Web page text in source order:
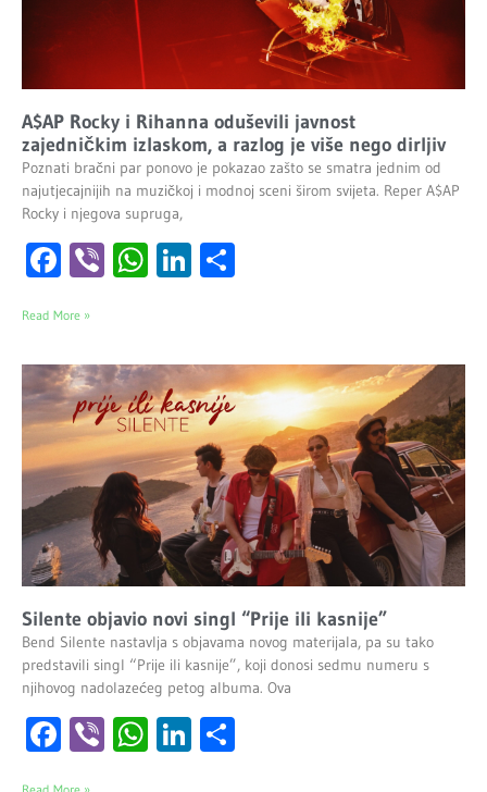
A$AP Rocky i Rihanna oduševili javnost
zajedničkim izlaskom, a razlog je više nego dirljiv
Poznati bračni par ponovo je pokazao zašto se smatra jednim od
najutjecajnijih na muzičkoj i modnoj sceni širom svijeta. Reper A$AP
Rocky i njegova supruga,
Facebook
ViberWhatsApp
LinkedIn
Read More »
Silente objavio novi singl “Prije ili kasnije”
Bend Silente nastavlja s objavama novog materijala, pa su tako
predstavili singl “Prije ili kasnije”, koji donosi sedmu numeru s
njihovog nadolazećeg petog albuma. Ova
Facebook
ViberWhatsApp
LinkedIn